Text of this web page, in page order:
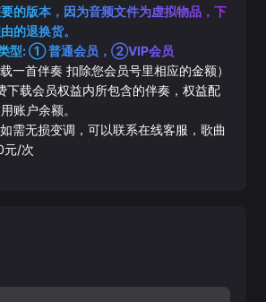
的版本，因为音频文件为虚拟物品，下
的退换货。
型: ① 普通会员，②VIP会员
一首伴奏 扣除您会员号里相应的金额）
下载会员权益内所包含的伴奏，权益配
账户余额。
需无损变调，可以联系在线客服，歌曲
元/次